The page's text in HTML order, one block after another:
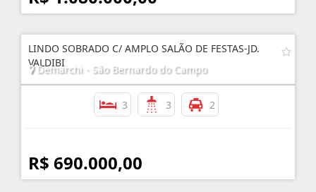
LINDO SOBRADO C/ AMPLO SALÃO DE FESTAS-JD.
VALDIBI
Demarchi - São Bernardo do Campo
3 3 2
R$ 690.000,00